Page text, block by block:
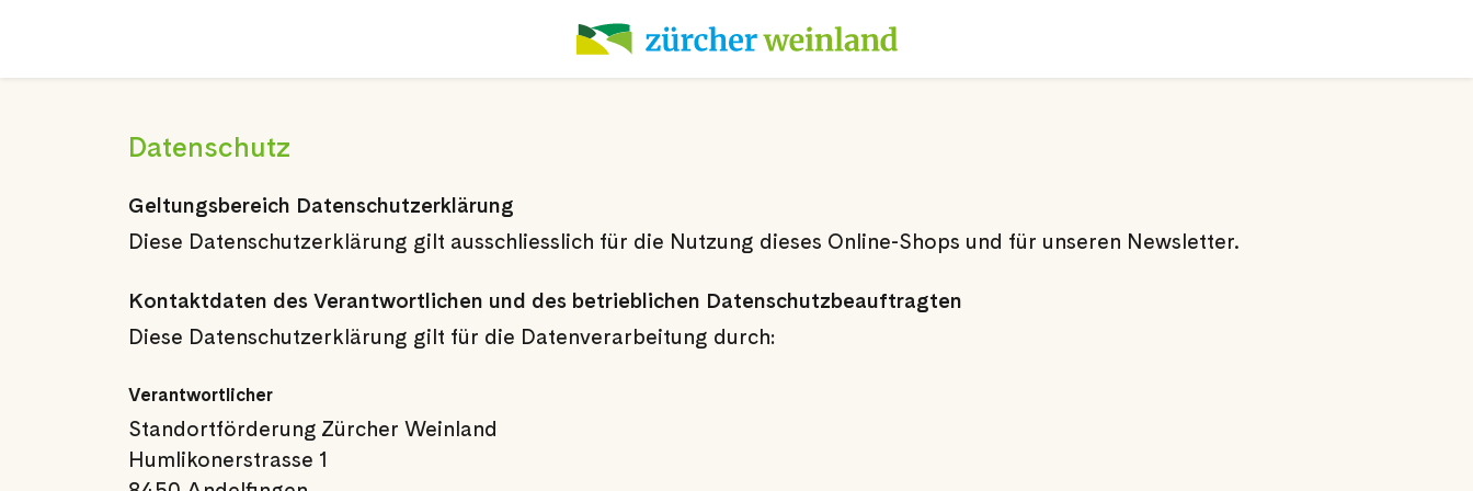
Datenschutz
Geltungsbereich Datenschutzerklärung
Diese Datenschutzerklärung gilt ausschliesslich für die Nutzung dieses Online-Shops und für unseren Newsletter.
Kontaktdaten des Verantwortlichen und des betrieblichen Datenschutzbeauftragten
Diese Datenschutzerklärung gilt für die Datenverarbeitung durch:
Verantwortlicher
Standortförderung Zürcher Weinland
Humlikonerstrasse 1